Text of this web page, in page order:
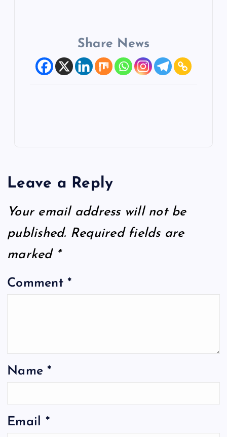
Share News
Leave a Reply
Your email address will not be
published. Required fields are
marked *
Comment*
Name*
Email *